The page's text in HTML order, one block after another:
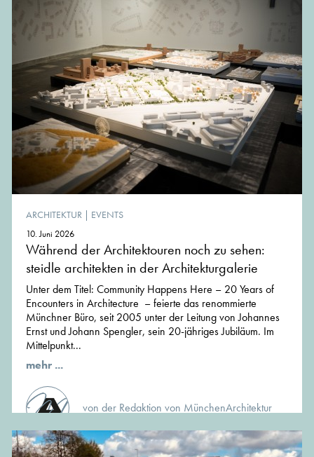
ARCHITEKTUR | EVENTS
10. Juni 2026
Während der Architektouren noch zu sehen:
steidle architekten in der Architekturgalerie
Unter dem Titel: Community Happens Here – 20 Years of
Encounters in Architecture – feierte das renommierte
Münchner Büro, seit 2005 unter der Leitung von Johannes
Ernst und Johann Spengler, sein 20-jähriges Jubiläum. Im
Mittelpunkt...
mehr ...
von der Redaktion von MünchenArchitektur